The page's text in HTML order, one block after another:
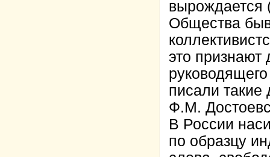
вырождается
Общества
это признают
писали такие
Ф.М.
В России
по образцу